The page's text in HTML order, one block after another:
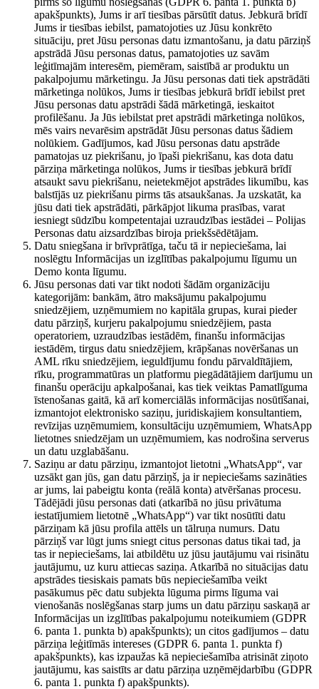
apakšpunkts), Jums ir arī tiesības pārsūtīt datus. Jebkurā brīdī
Jums ir tiesības iebilst, pamatojoties uz Jūsu konkrēto
situāciju, pret Jūsu personas datu izmantošanu, ja datu pārziņš
apstrādā Jūsu personas datus, pamatojoties uz savām
leģitīmajām interesēm, piemēram, saistībā ar produktu un
pakalpojumu mārketingu. Ja Jūsu personas dati tiek apstrādāti
mārketinga nolūkos, Jums ir tiesības jebkurā brīdī iebilst pret
Jūsu personas datu apstrādi šādā mārketingā, ieskaitot
profilēšanu. Ja Jūs iebilstat pret apstrādi mārketinga nolūkos,
mēs vairs nevarēsim apstrādāt Jūsu personas datus šādiem
nolūkiem. Gadījumos, kad Jūsu personas datu apstrāde
pamatojas uz piekrišanu, jo īpaši piekrišanu, kas dota datu
pārziņa mārketinga nolūkos, Jums ir tiesības jebkurā brīdī
atsaukt savu piekrišanu, neietekmējot apstrādes likumību, kas
balstījās uz piekrišanu pirms tās atsaukšanas. Ja uzskatāt, ka
jūsu dati tiek apstrādāti, pārkāpjot likuma prasības, varat
iesniegt sūdzību kompetentajai uzraudzības iestādei – Polijas
Personas datu aizsardzības biroja priekšsēdētājam.
Datu sniegšana ir brīvprātīga, taču tā ir nepieciešama, lai
noslēgtu Informācijas un izglītības pakalpojumu līgumu un
Demo konta līgumu.
Jūsu personas dati var tikt nodoti šādām organizāciju
kategorijām: bankām, ātro maksājumu pakalpojumu
sniedzējiem, uzņēmumiem no kapitāla grupas, kurai pieder
datu pārziņš, kurjeru pakalpojumu sniedzējiem, pasta
operatoriem, uzraudzības iestādēm, finanšu informācijas
iestādēm, tirgus datu sniedzējiem, krāpšanas novēršanas un
AML rīku sniedzējiem, ieguldījumu fondu pārvaldītājiem,
rīku, programmatūras un platformu piegādātājiem darījumu un
finanšu operāciju apkalpošanai, kas tiek veiktas Pamatlīguma
īstenošanas gaitā, kā arī komerciālās informācijas nosūtīšanai,
izmantojot elektronisko saziņu, juridiskajiem konsultantiem,
revīzijas uzņēmumiem, konsultāciju uzņēmumiem, WhatsApp
lietotnes sniedzējam un uzņēmumiem, kas nodrošina serverus
un datu uzglabāšanu.
Saziņu ar datu pārziņu, izmantojot lietotni „WhatsApp“, var
uzsākt gan jūs, gan datu pārziņš, ja ir nepieciešams sazināties
ar jums, lai pabeigtu konta (reālā konta) atvēršanas procesu.
Tādējādi jūsu personas dati (atkarībā no jūsu privātuma
iestatījumiem lietotnē „WhatsApp“) var tikt nosūtīti datu
pārziņam kā jūsu profila attēls un tālruņa numurs. Datu
pārziņš var lūgt jums sniegt citus personas datus tikai tad, ja
tas ir nepieciešams, lai atbildētu uz jūsu jautājumu vai risinātu
jautājumu, uz kuru attiecas saziņa. Atkarībā no situācijas datu
apstrādes tiesiskais pamats būs nepieciešamība veikt
pasākumus pēc datu subjekta lūguma pirms līguma vai
vienošanās noslēgšanas starp jums un datu pārziņu saskaņā ar
Informācijas un izglītības pakalpojumu noteikumiem (GDPR
6. panta 1. punkta b) apakšpunkts); un citos gadījumos – datu
pārziņa leģitīmās intereses (GDPR 6. panta 1. punkta f)
apakšpunkts), kas izpaužas kā nepieciešamība atrisināt ziņoto
jautājumu, kas saistīts ar datu pārziņa uzņēmējdarbību (GDPR
6. panta 1. punkta f) apakšpunkts).